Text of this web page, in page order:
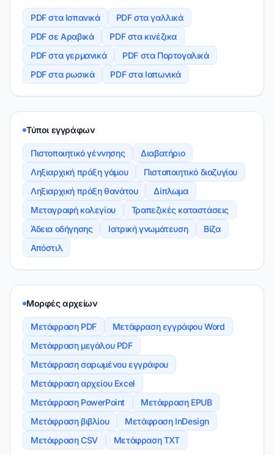
PDF στα Ισπανικά
PDF στα γαλλικά
PDF σε Αραβικά
PDF στα κινέζικα
PDF στα γερμανικά
PDF στα Πορτογαλικά
PDF στα ρωσικά
PDF στα Ιαπωνικά
Τύποι εγγράφων
Πιστοποιητικό γέννησης
Διαβατήριο
Ληξιαρχική πράξη γάμου
Πιστοποιητικό διαζυγίου
Ληξιαρχική πράξη θανάτου
Δίπλωμα
Μεταγραφή κολεγίου
Τραπεζικές καταστάσεις
Άδεια οδήγησης
Ιατρική γνωμάτευση
Βίζα
Απόστιλ
Μορφές αρχείων
Μετάφραση PDF
Μετάφραση εγγράφου Word
Μετάφραση μεγάλου PDF
Μετάφραση σαρωμένου εγγράφου
Μετάφραση αρχείου Excel
Μετάφραση PowerPoint
Μετάφραση EPUB
Μετάφραση βιβλίου
Μετάφραση InDesign
Μετάφραση CSV
Μετάφραση TXT